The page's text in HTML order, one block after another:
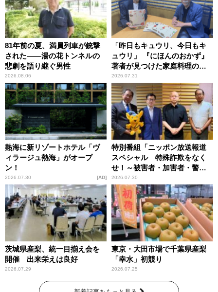
81年前の夏、満員列車が銃撃
された――湯の花トンネルの
悲劇を語り継ぐ男性
2026.08.06
「昨日もキュウリ、今日もキ
ュウリ」 『にほんのおかず』
著者が見つけた家庭料理の知
恵
2026.07.31
熱海に新リゾートホテル「ヴ
ィラージュ熱海」がオープ
ン！
2026.07.30 AD
特別番組「ニッポン放送報道
スペシャル 特殊詐欺をなく
せ！～被害者・加害者・警視
庁が語るトクリュウの実態
～」放送
2026.07.30
茨城県産梨、統一目揃え会を
開催 出来栄えは良好
2026.07.29
東京・大田市場で千葉県産梨
「幸水」初競り
2026.07.25